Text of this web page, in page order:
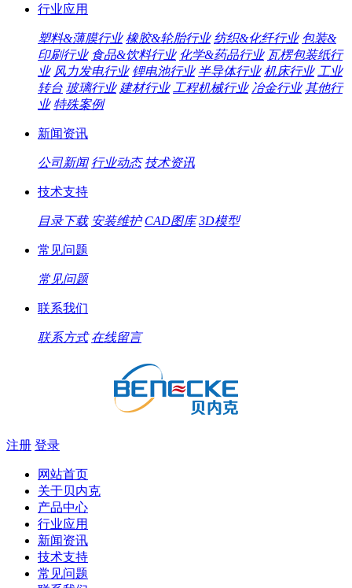
行业应用
塑料&薄膜行业 橡胶&轮胎行业 纺织&化纤行业 包装&
印刷行业 食品&饮料行业 化学&药品行业 瓦楞包装纸行
业 风力发电行业 锂电池行业 半导体行业 机床行业 工业
转台 玻璃行业 建材行业 工程机械行业 冶金行业 其他行
业 特殊案例
新闻资讯
公司新闻 行业动态 技术资讯
技术支持
目录下载 安装维护 CAD图库 3D模型
常见问题
常见问题
联系我们
联系方式 在线留言
注册 登录
网站首页
关于贝内克
产品中心
行业应用
新闻资讯
技术支持
常见问题